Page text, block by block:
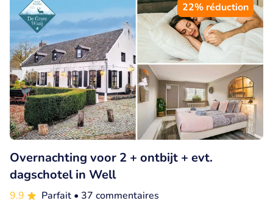
22% réduction
Overnachting voor 2 + ontbijt + evt.
dagschotel in Well
9.9 Parfait • 37 commentaires